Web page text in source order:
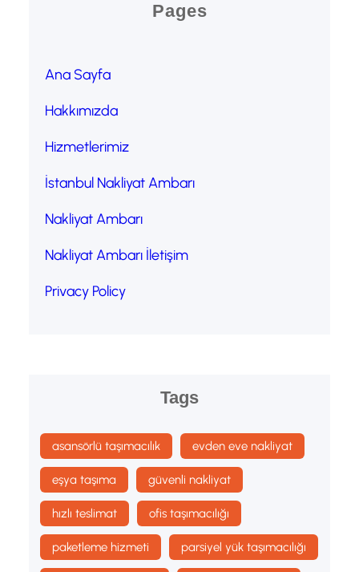
Pages
Ana Sayfa
Hakkımızda
Hizmetlerimiz
İstanbul Nakliyat Ambarı
Nakliyat Ambarı
Nakliyat Ambarı İletişim
Privacy Policy
Tags
asansörlü taşımacılık evden eve nakliyat
eşya taşıma güvenli nakliyat
hızlı teslimat ofis taşımacılığı
paketleme hizmeti parsiyel yük taşımacılığı